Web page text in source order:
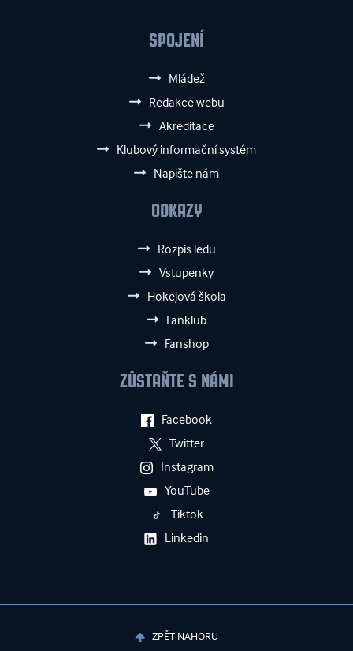
SPOJENÍ
Mládež
Redakce webu
Akreditace
Klubový informační systém
Napište nám
ODKAZY
Rozpis ledu
Vstupenky
Hokejová škola
Fanklub
Fanshop
ZŮSTAŇTE S NÁMI
Facebook
Twitter
Instagram
YouTube
Tiktok
Linkedin
ZPĚT NAHORU